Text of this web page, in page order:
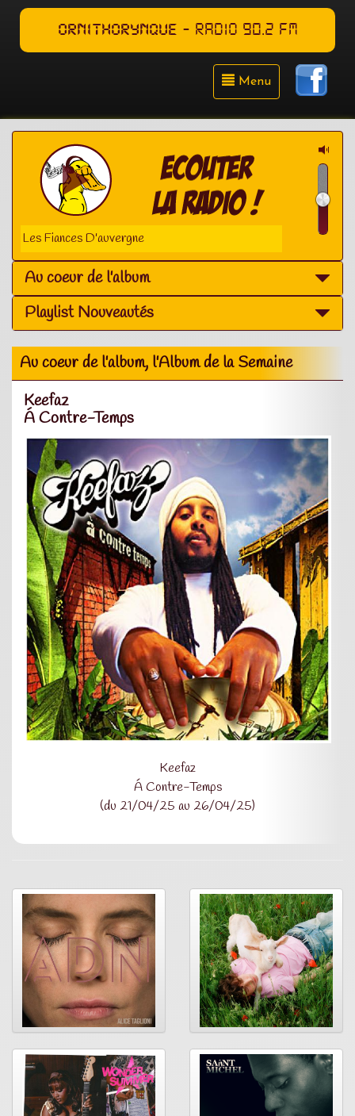
ORNITHORYNQUE - RADIO 90.2 FM
Menu
D'auvergne
Au coeur de l'album
Playlist Nouveautés
Au coeur de l'album, l'Album de la Semaine
Keefaz
Á Contre-Temps
Keefaz
Á Contre-Temps
(du 21/04/25 au 26/04/25)